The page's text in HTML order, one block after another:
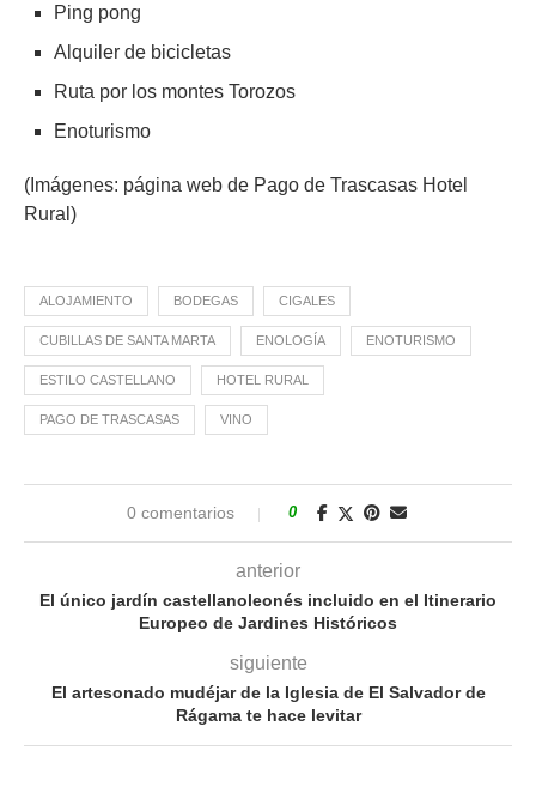
Ping pong
Alquiler de bicicletas
Ruta por los montes Torozos
Enoturismo
(Imágenes: página web de Pago de Trascasas Hotel
Rural)
ALOJAMIENTO BODEGAS CIGALES
CUBILLAS DE SANTA MARTA ENOLOGÍA ENOTURISMO
ESTILO CASTELLANO HOTEL RURAL
PAGO DE TRASCASAS VINO
0 comentarios 0
anterior
El único jardín castellanoleonés incluido en el Itinerario
Europeo de Jardines Históricos
siguiente
El artesonado mudéjar de la Iglesia de El Salvador de
Rágama te hace levitar